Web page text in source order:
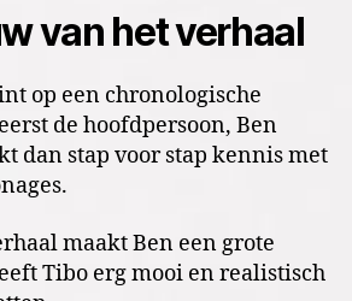
van het verhaal
op een chronologische
de hoofdpersoon, Ben
dan stap voor stap kennis met
maakt Ben een grote
Tibo erg mooi en realistisch